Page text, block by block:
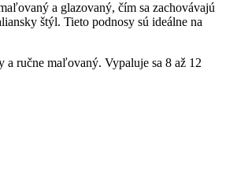
a glazovaný, čím sa zachovávajú
štýl. Tieto podnosy sú ideálne na
a ručne maľovaný. Vypaluje sa 8 až 12